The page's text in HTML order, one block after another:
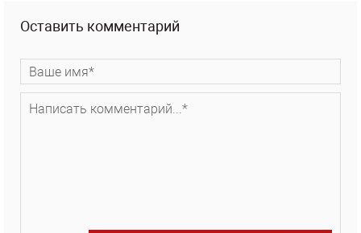
Оставить комментарий